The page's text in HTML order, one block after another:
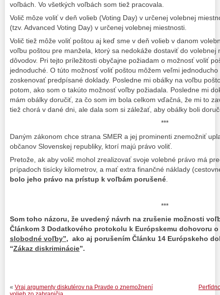
voľbách. Vo všetkých voľbách som tiež pracovala.
Volič môze voliť v deň volieb (Voting Day) v určenej volebnej
(tzv. Advanced Voting Day) v určenej volebnej miestnosti.
Volič tiež môže voliť poštou aj keď sme v deň volieb v danom
voľbu poštou pre manžela, ktorý sa nedokáže dostaviť do volebnej
dôvodov. Pri tejto príležitosti obyčajne požiadam o možnosť voliť
jednoduché. O túto možnosť voliť poštou môžem veľmi
zoskenovať predpísané doklady. Posledne mi obálky na voľbu
potom, ako som o takúto možnosť voľby požiadala. Posledne mi
mám obálky doručiť, za čo som im bola celkom vďačná, že mi to
tiež chorá v dané dni, ale dala som si záležať, aby obálky boli
***
Daným zákonom chce strana SMER a jej prominenti znemožniť
občanov Slovenskej republiky, ktorí majú právo voliť.
Pretože, ak aby volič mohol zrealizovať svoje volebné právo má
prípadoch tisícky kilometrov, a mať extra finančné náklady
bolo jeho právo na prístup k voľbám porušené
***
Som toho názoru, že uvedený návrh na zrušenie možnosti
Článkom 3 Dodatkového protokolu k Európskemu dohovoru
slobodné voľby”, ako aj porušením Článku 14 Európskeho
“Zákaz diskriminácie”.
« Vraj argumenty diskutérov na Pravde o znemožnení